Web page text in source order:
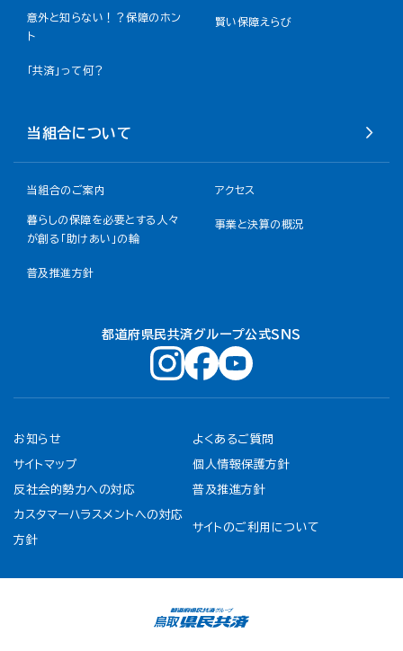
意外と知らない！？保障のホン
ト
賢い保障えらび
「共済」って何？
当組合について
当組合のご案内 アクセス
暮らしの保障を必要とする人々
が創る「助けあい」の輪
事業と決算の概況
普及推進方針
都道府県民共済グループ公式ＳＮＳ
お知らせ よくあるご質問
サイトマップ 個人情報保護方針
反社会的勢力への対応 普及推進方針
カスタマーハラスメントへの対応
方針
サイトのご利用について